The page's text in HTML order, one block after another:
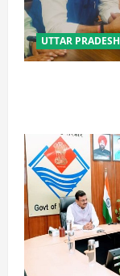
UTTAR PRADESH